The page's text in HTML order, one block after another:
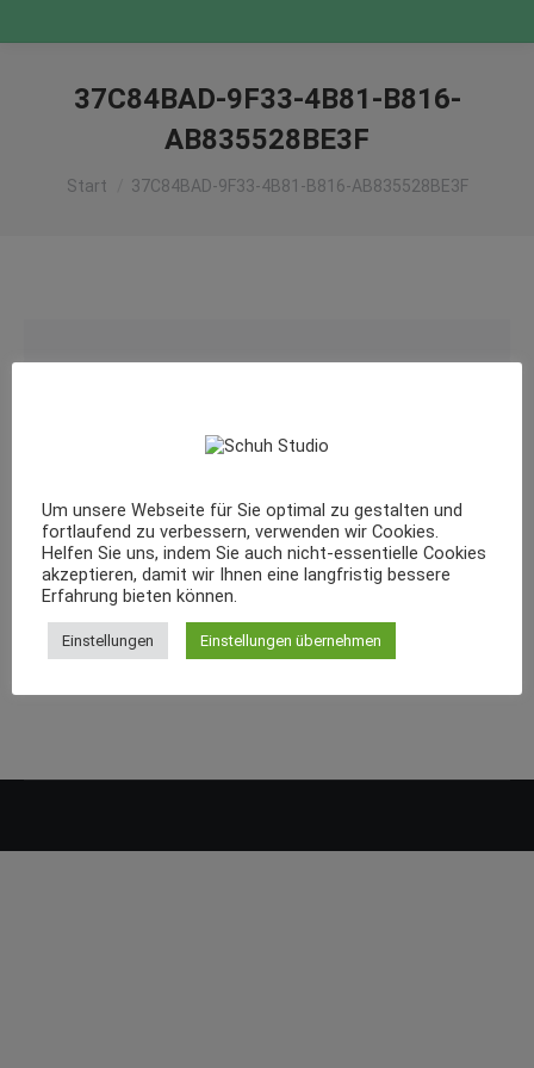
37C84BAD-9F33-4B81-B816-
AB835528BE3F
Sie befinden sich hier:
Start 37C84BAD-9F33-4B81-B816-AB835528BE3F
Um unsere Webseite für Sie optimal zu gestalten und
fortlaufend zu verbessern, verwenden wir Cookies.
Helfen Sie uns, indem Sie auch nicht-essentielle Cookies
akzeptieren, damit wir Ihnen eine langfristig bessere
Erfahrung bieten können.
Einstellungen Einstellungen übernehmen